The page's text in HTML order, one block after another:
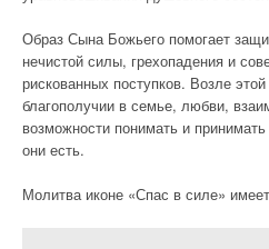
Образ Сына Божьего помогает
нечистой силы, грехопадения и
рискованных поступков. Возле
благополучии в семье, любви,
возможности понимать и
они есть.
Молитва иконе «Спас в силе»